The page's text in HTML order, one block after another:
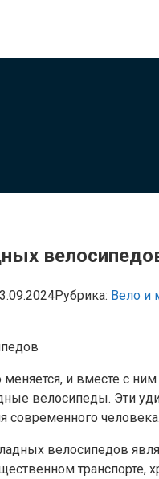
Рубрика: Вело и
и вместе с
велосипеды. Эти
современного человека.
велосипедов